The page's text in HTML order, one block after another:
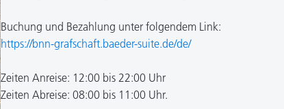
Buchung und Bezahlung unter folgendem Link:
https://bnn-grafschaft.baeder-suite.de/de/
Zeiten Anreise: 12:00 bis 22:00 Uhr
Zeiten Abreise: 08:00 bis 11:00 Uhr.